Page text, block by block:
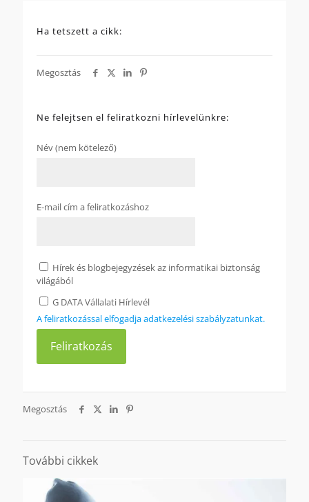
Ha tetszett a cikk:
Megosztás
Ne felejtsen el feliratkozni hírlevelünkre:
Név (nem kötelező)
E-mail cím a feliratkozáshoz
Hírek és blogbejegyzések az informatikai biztonság
világából
G DATA Vállalati Hírlevél
A feliratkozással elfogadja adatkezelési szabályzatunkat.
Megosztás
További cikkek